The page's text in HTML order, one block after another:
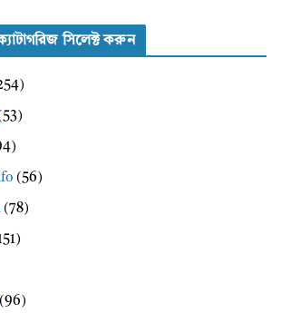
সিলেক্ট করুন
(56)
(78)
(96)